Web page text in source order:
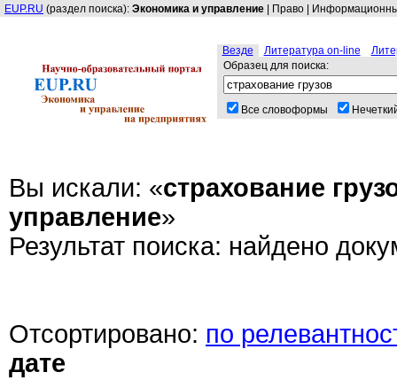
EUP.RU (раздел поиска): Экономика и управление Право
Везде Литература on-line
Образец для поиска:
Все словоформы
Вы искали: «страхование
управление»
Результат поиска: найдено
Отсортировано: по
дате